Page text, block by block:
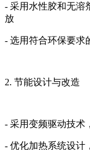
- 采用水性胶和无溶
放
- 选用符合环保要求
2. 节能设计与改造
- 采用变频驱动技术
- 优化加热系统设计